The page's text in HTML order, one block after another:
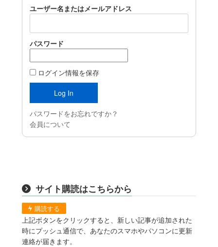
ユーザー名またはメールアドレス
パスワード
ログイン情報を保存
パスワードをお忘れですか？
会員について
サイト購読はこちらから
購読する
上記ボタンをクリックすると、新しい記事が追加された
時にプッシュ通信で、あなたのスマホやパソコンに更新
連絡が届きます。